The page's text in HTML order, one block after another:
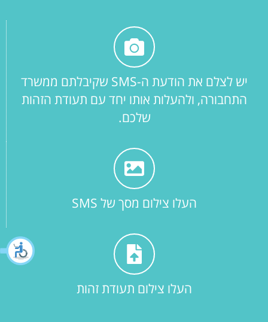
יש לצלם את הודעת ה-SMS שקיבלתם ממשרד
התחבורה, ולהעלות אותו יחד עם תעודת הזהות
שלכם.
העלו צילום מסך של SMS
העלו צילום תעודת זהות